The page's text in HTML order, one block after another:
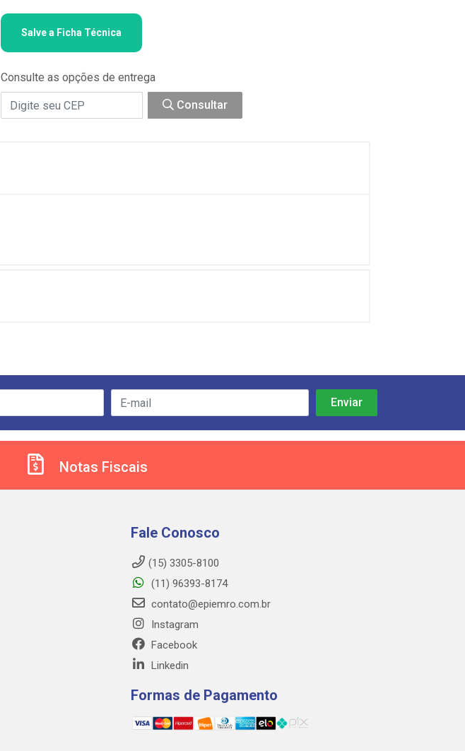
Salve a Ficha Técnica
Consulte as opções de entrega
Consultar
Notas Fiscais
Fale Conosco
(15) 3305-8100
(11) 96393-8174
contato@epiemro.com.br
Instagram
Facebook
Linkedin
Formas de Pagamento